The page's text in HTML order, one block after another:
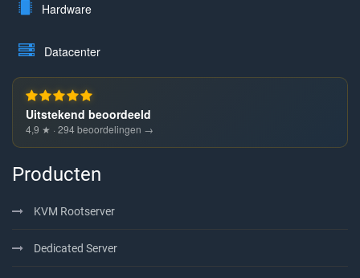
Hardware
Datacenter
Uitstekend beoordeeld
4,9 ★ · 294 beoordelingen →
Producten
KVM Rootserver
Dedicated Server